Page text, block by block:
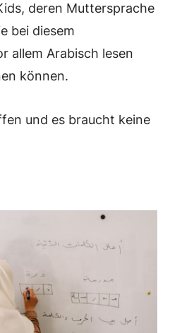
deren Muttersprache
bei diesem
allem Arabisch lesen
können.
und es braucht keine